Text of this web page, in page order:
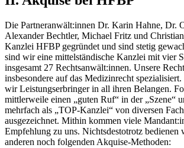
Die Partneranwält:innen Dr. Karin Hahne, Dr.
Alexander Bechtler, Michael Fritz und
Kanzlei HFBP gegründet und sind stetig
sind wir eine mittelständische Kanzlei mit vier
insgesamt 27 Rechtsanwält:innen. Unsere
insbesondere auf das Medizinrecht
wir Leistungserbringer in all ihren Belangen.
mittlerweile einen „guten Ruf“ in der „Szene“
mehrfach als „TOP-Kanzlei“ von diversen
ausgezeichnet. Mithin kommen viele
Empfehlung zu uns. Nichtsdestotrotz bedienen
anderen noch folgenden Akquise-Methoden: